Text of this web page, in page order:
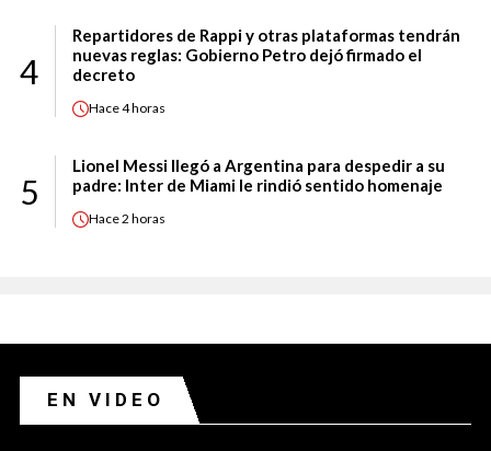
4
Repartidores de Rappi y otras plataformas tendrán
nuevas reglas: Gobierno Petro dejó firmado el
decreto
Hace4 horas
5
Lionel Messi llegó a Argentina para despedir a su
padre: Inter de Miami le rindió sentido homenaje
Hace2 horas
EN VIDEO